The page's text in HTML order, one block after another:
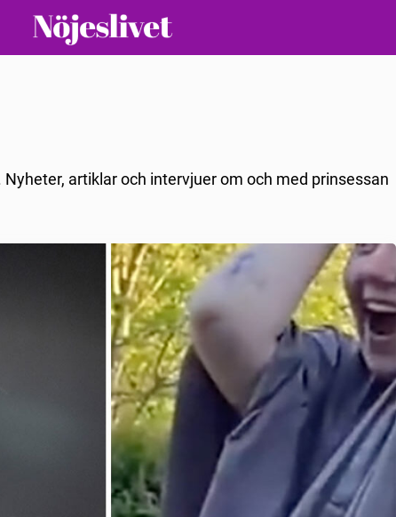
artiklar och intervjuer om och med prinsessan